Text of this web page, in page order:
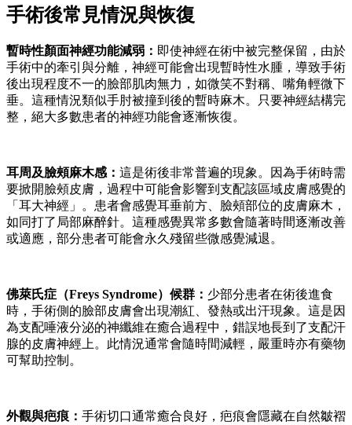
手術後常見情況與恢復
暫時性顏面神經功能減弱： 即使神經在術中被完整保留，由於
手術中的牽引與分離，神經可能會出現暫時性水腫，導致手術
後出現程度不一的臉部肌肉無力，如微笑不對稱、嘴角輕微下
垂。這種情況類似手肘被撞到後的暫時麻木。只要神經結構完
整，絕大多數患者的神經功能會逐漸恢復。
耳周及臉頰麻木感： 這是術後非常普遍的現象。因為手術時需
要掀開臉頰皮膚，過程中可能會影響到支配該區域皮膚感覺的
「耳大神經」。患者會感覺耳垂前方、臉頰部位的皮膚麻木，
如同打了局部麻醉針。這種感覺異常多數會隨著時間逐漸改善
或適應，部分患者可能會永久殘留些微感覺減退。
佛萊氏症（Freys Syndrome）候群： 少部分患者在術後進食
時，手術側的臉部皮膚會出現潮紅、發熱或出汗現象。這是因
為支配唾液分泌的神纖維在癒合過程中，錯誤地長到了支配汗
腺的皮膚神經上。此情況通常會隨時間減輕，嚴重時亦有藥物
可幫助控制。
外觀與疤痕： 手術切口通常癒合良好，疤痕會隱藏在自然皺褶